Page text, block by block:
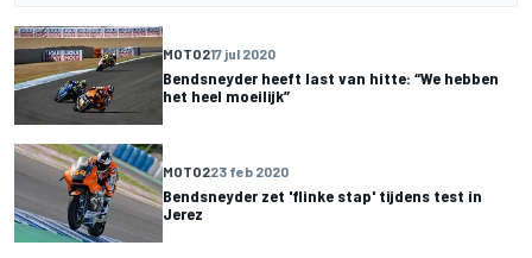
MOTO217 jul 2020
Bendsneyder heeft last van hitte: “We hebben
het heel moeilijk”
MOTO223 feb 2020
Bendsneyder zet 'flinke stap' tijdens test in
Jerez